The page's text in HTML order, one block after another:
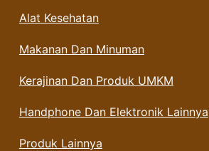
Alat Kesehatan
Makanan Dan Minuman
Kerajinan Dan Produk UMKM
Handphone Dan Elektronik Lainnya
Produk Lainnya